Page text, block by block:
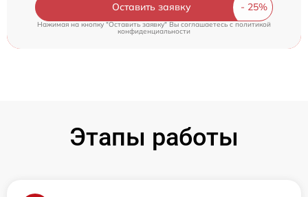
Оставить заявку
Нажимая на кнопку "Оставить заявку" Вы соглашаетесь cполитикой
конфиденциальности
Этапы работы